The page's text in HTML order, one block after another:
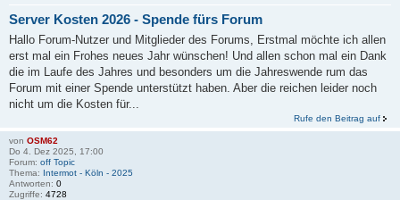
Server Kosten 2026 - Spende fürs Forum
Hallo Forum-Nutzer und Mitglieder des Forums, Erstmal möchte ich allen
erst mal ein Frohes neues Jahr wünschen! Und allen schon mal ein Dank
die im Laufe des Jahres und besonders um die Jahreswende rum das
Forum mit einer Spende unterstützt haben. Aber die reichen leider noch
nicht um die Kosten für...
Rufe den Beitrag auf
von OSM62
Do 4. Dez 2025, 17:00
Forum: off Topic
Thema: Intermot - Köln - 2025
Antworten: 0
Zugriffe: 4728